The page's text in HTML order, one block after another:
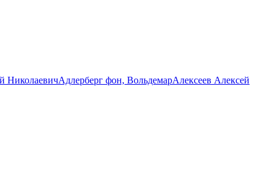
НиколаевичАдлерберг фон, ВольдемарАлексеев Алексей